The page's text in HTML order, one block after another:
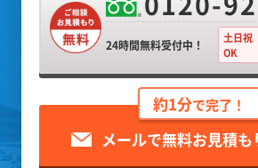
24時間無料受付中！
土日祝
OK
約1分で完了！
メールで無料お見積